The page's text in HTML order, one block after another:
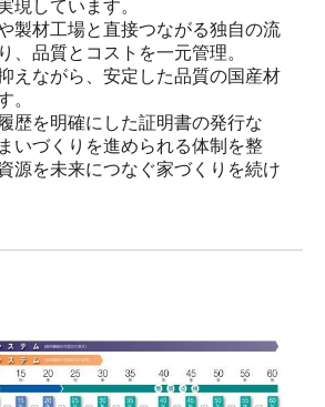
現しています。
製材工場と直接つながる独自の流
、品質とコストを一元管理。
えながら、安定した品質の国産材
。
歴を明確にした証明書の発行な
いづくりを進められる体制を整
源を未来につなぐ家づくりを続け